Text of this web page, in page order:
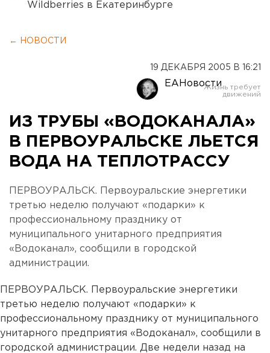
Wildberries в Екатеринбурге
← НОВОСТИ
19 ДЕКАБРЯ 2005 В 16:21
ЕАНовости
ИЗ ТРУБЫ «ВОДОКАНАЛА»
В ПЕРВОУРАЛЬСКЕ ЛЬЕТСЯ
ВОДА НА ТЕПЛОТРАССУ
ПЕРВОУРАЛЬСК. Первоуральские энергетики
третью неделю получают «подарки» к
профессиональному празднику от
муниципального унитарного предприятия
«Водоканал», сообщили в городской
администрации.
ПЕРВОУРАЛЬСК. Первоуральские энергетики
третью неделю получают «подарки» к
профессиональному празднику от муниципального
унитарного предприятия «Водоканал», сообщили в
городской администрации. Две недели назад на